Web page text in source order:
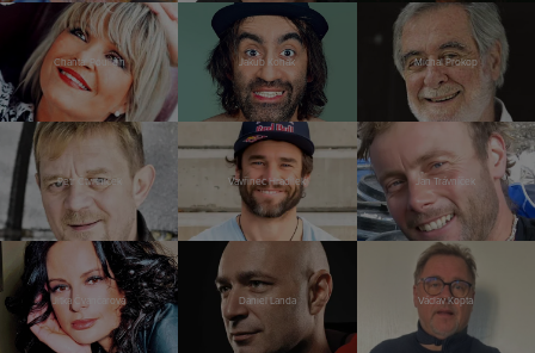
Chantal Poullain Jakub Kohák Michal Prokop
Petr Čtvrtníček Vavřinec Hradilek Jan Trávníček
Jitka Čvančarová Daniel Landa Václav Kopta